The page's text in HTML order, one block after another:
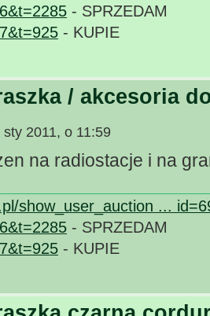
- SPRZEDAM
- KUPIE
/ akcesoria
sty 2011, o 11:59
na radiostacje i na
show_user_auction ...
- SPRZEDAM
- KUPIE